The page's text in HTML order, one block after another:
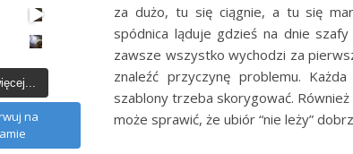
na
za dużo, tu się ciągnie, a tu się
spódnica ląduje gdzieś na dnie
zawsze wszystko wychodzi za
znaleźć przyczynę problemu.
szablony trzeba skorygować.
może sprawić, że ubiór “nie leży”